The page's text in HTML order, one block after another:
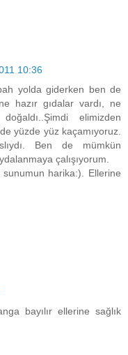
10:36
yolda giderken ben de
hazır gıdalar vardı, ne
elimizden
yüzde yüz kaçamıyoruz.
Ben de mümkün
çalışıyorum.
harika:). Ellerine
bayılır ellerine sağlık